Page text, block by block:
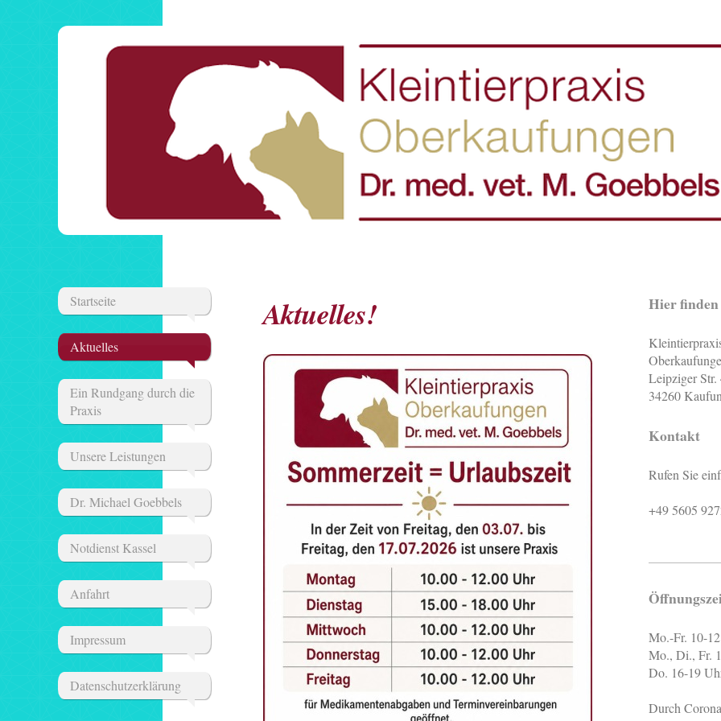
Startseite
Aktuelles
Ein Rundgang durch die
Praxis
Unsere Leistungen
Dr. Michael Goebbels
Notdienst Kassel
Anfahrt
Impressum
Datenschutzerklärung
Aktuelles! Hier finden
Leipziger Str.
34260
Kontakt
Rufen Sie
+49 5605
Mo.-Fr. 10-
Mo., Di., Fr.
Do. 16-19
Durch